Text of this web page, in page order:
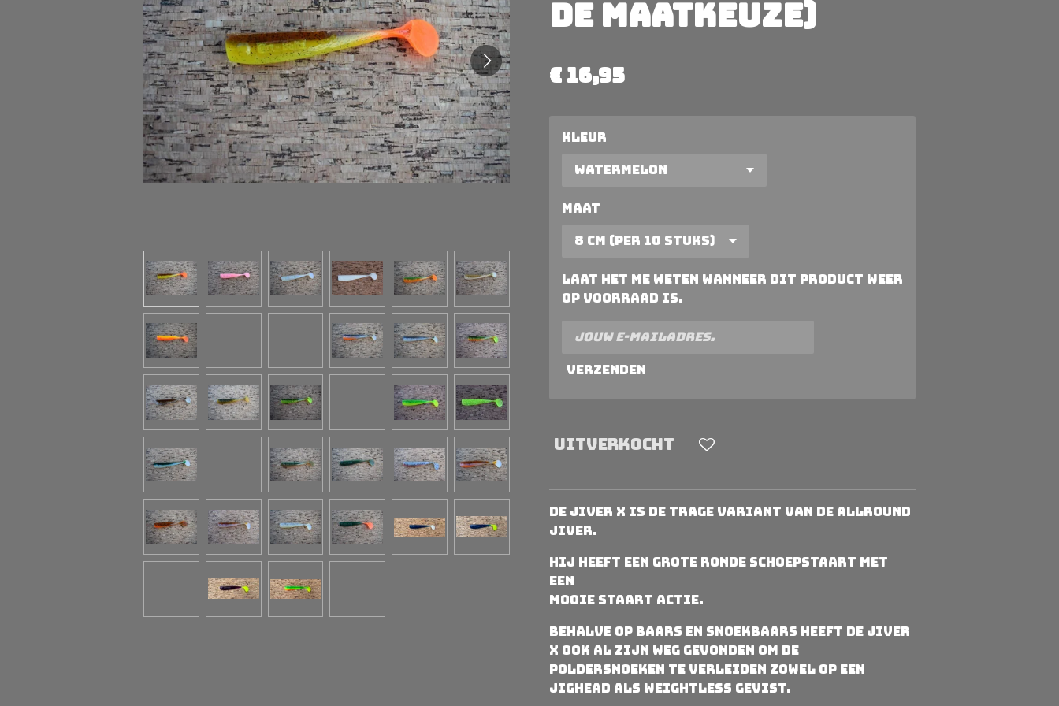
de maatkeuze)
€ 16,95
Kleur
Maat
Laat het me weten wanneer dit product weer
op voorraad is.
Verzenden
Uitverkocht
De Jiver X is de trage variant van de allround
Jiver.
Hij heeft een grote ronde schoepstaart met
een
mooie staart actie.
Behalve op baars en snoekbaars heeft de Jiver
X ook al zijn weg gevonden om de
poldersnoeken te verleiden zowel op een
jighead als weightless gevist.